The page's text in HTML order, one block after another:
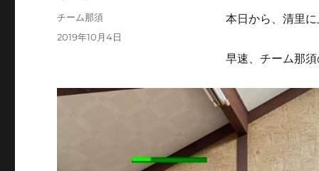
本日から、清里
早速、チーム那
投
チーム那須
投
2019年10月4日